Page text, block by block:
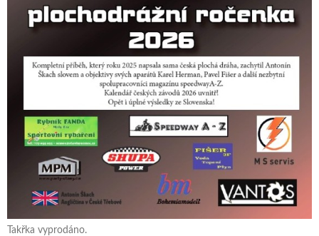
Takřka vyprodáno.